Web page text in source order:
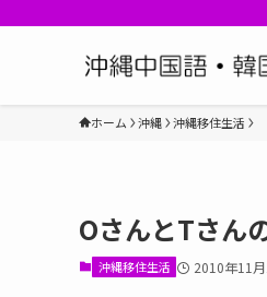
ホーム 沖縄 沖縄移住生活
OさんとTさん
沖縄移住生活 2010年11